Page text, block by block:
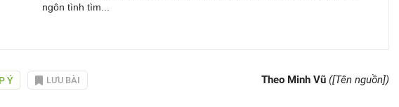
ngôn tình tìm...
Ý LƯU BÀI Theo Minh Vũ ([Tên nguồn])